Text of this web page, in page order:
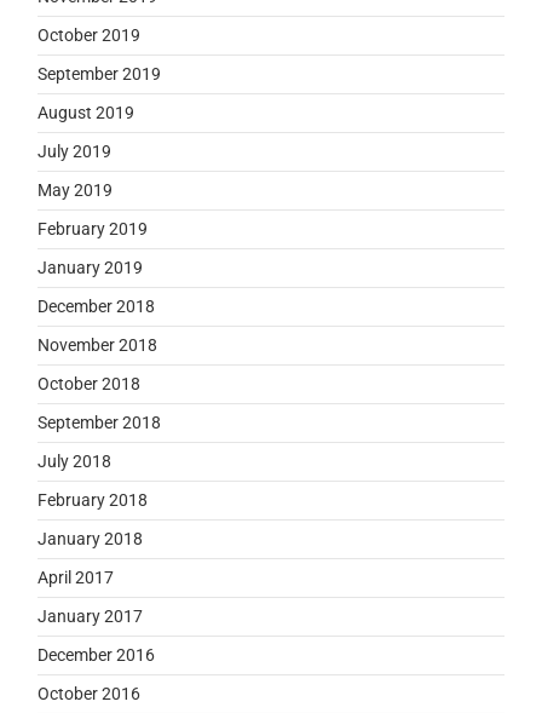
October 2019
September 2019
August 2019
July 2019
May 2019
February 2019
January 2019
December 2018
November 2018
October 2018
September 2018
July 2018
February 2018
January 2018
April 2017
January 2017
December 2016
October 2016